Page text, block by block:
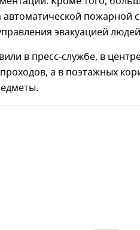
пожарной
эвакуацией
в пресс-службе, в
а в поэтажных